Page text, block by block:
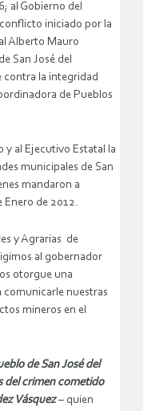
al Gobierno del
iniciado por la
Alberto Mauro
San José del
contra la integridad
de Pueblos
y al Ejecutivo Estatal la
municipales de San
mandaron a
Enero de 2012.
y Agrarias de
al gobernador
otorgue una
comunicarle nuestras
mineros en el
de San José del
del crimen cometido
Vásquez– quien